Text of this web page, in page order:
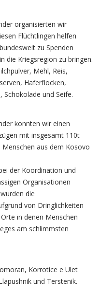
organisierten wir
Flüchtlingen helfen
zu Spenden
die Kriegsregion zu bringen.
Mehl, Reis,
Haferflocken,
und Seife.
konnten wir einen
mit insgesamt 110t
aus dem Kosovo
der Koordination und
Organisationen
die
von Dringlichkeiten
in denen Menschen
am schlimmsten
Korrotice e Ulet
und Terstenik.